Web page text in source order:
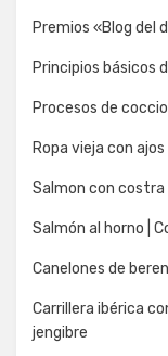
Premios «Blog del
Principios básicos
Procesos de
Ropa vieja con
Salmon con
Salmón al horno |
Canelones de
Carrillera ibérica
jengibre